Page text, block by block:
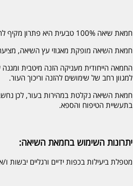
חמאת שיאה 100% טבעית היא פתרון מקיף להזנת העור.
חמאת השיאה מופקת מאגוזי עץ השיאה, מציעה
החמאה הייחודית מעניקה הזנה מיטבית ומגנה
למגוון רחב של שימושים להזנה וריכוך העור.
חמאת השיאה נקלטת במהירות בעור, לכן
בתעשיית הטיפוח והספא.
יתרונות השימוש בחמאת השיאה:
מטפלת ביעילות בכפות ידיים ורגליים יבשות